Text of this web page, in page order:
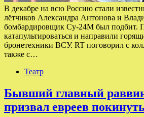
В декабре на всю Россию стали
лётчиков Александра Антонова и
бомбардировщик Су-24М был подбит.
катапультироваться и направили
бронетехники ВСУ. RT поговорил с
также с…
Театр
Бывший главный
призвал евреев